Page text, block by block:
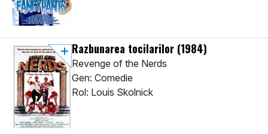
Razbunarea tocilarilor (1984)
Revenge of the Nerds
Gen: Comedie
Rol: Louis Skolnick